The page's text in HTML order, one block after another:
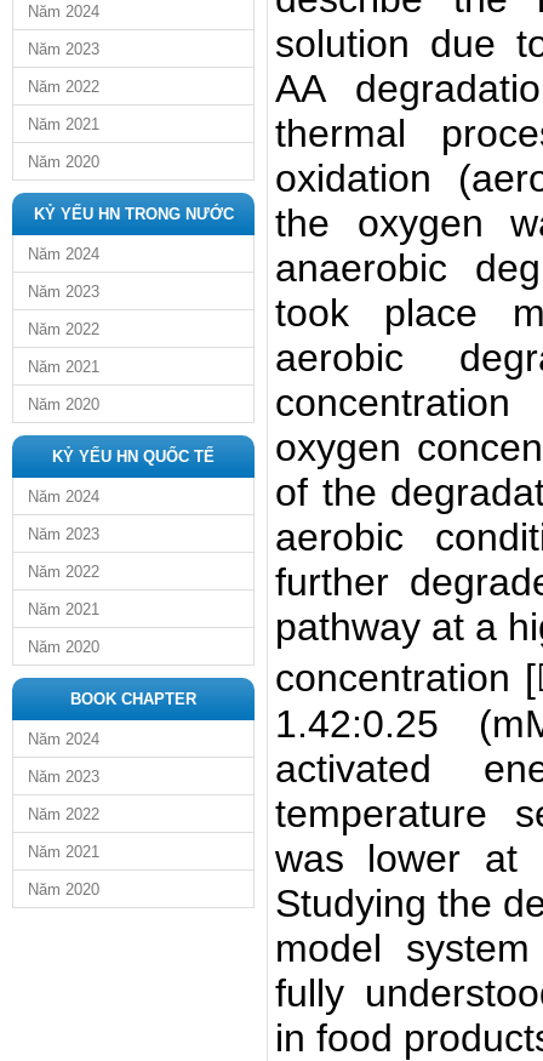
Năm 2024
Năm 2023
Năm 2022
Năm 2021
Năm 2020
KỶ YẾU HN TRONG NƯỚC
Năm 2024
Năm 2023
Năm 2022
Năm 2021
Năm 2020
KỶ YẾU HN QUỐC TẾ
Năm 2024
Năm 2023
Năm 2022
Năm 2021
Năm 2020
BOOK CHAPTER
Năm 2024
Năm 2023
Năm 2022
Năm 2021
Năm 2020
solution due
AA
thermal
oxidation
the oxygen
anaerobic
took place
aerobic
oxygen
of the
aerobic
further
pathway at a
concentration
1.42:0.25
activated
temperature
was lower at
Studying the
model
fully
in food